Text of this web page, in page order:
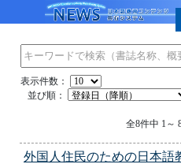
表示件数：
並び順：
全8件中 1～
外国人住民のための日本語